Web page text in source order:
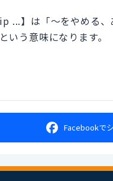
...】は「～をやめる
いう意味になります。
Facebookで